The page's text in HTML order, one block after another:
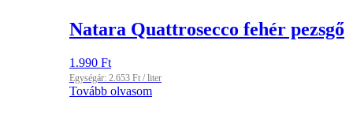
Natara Quattrosecco fehér pezsgő
1.990 Ft
Egységár: 2.653 Ft / liter
Tovább olvasom